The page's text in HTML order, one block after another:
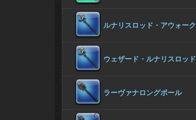
ルナリスロッド・アウォーク
ウェザード・ルナリスロッド
ラーヴァナロングポール